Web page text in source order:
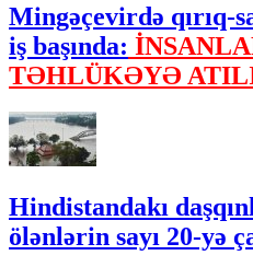
Mingəçevirdə qırıq-
iş başında:
TƏHLÜKƏYƏ
Hindistandakı
ölənlərin sayı 20-yə